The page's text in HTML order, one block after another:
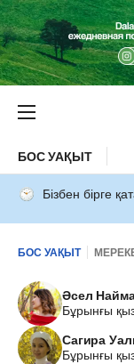
БОС УАҚЫТ
Бізбен бірге
БОС УАҚЫТ
Әсел
Бұрынғы
Сагира
Бұрынғы